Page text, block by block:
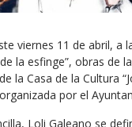
viernes 11 de abril, a
la esfinge”, obras
la Casa de la Cultura
por el
Loli Galeano se